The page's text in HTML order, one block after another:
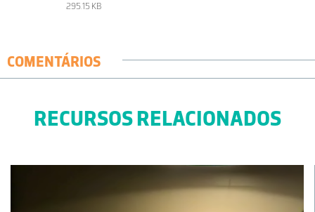
295.15 KB
COMENTÁRIOS
RECURSOS RELACIONADOS